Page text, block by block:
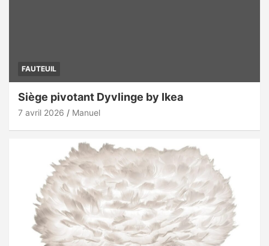
FAUTEUIL
Siège pivotant Dyvlinge by Ikea
7 avril 2026 Manuel